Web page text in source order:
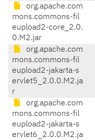
org.apache.com
mons.commons-fil
eupload2-core_2.0.
0.M2.jar
org.apache.com
mons.commons-fil
eupload2-jakarta-s
ervlet5_2.0.0.M2.ja
r
org.apache.com
mons.commons-fil
eupload2-jakarta-s
ervlet6_2.0.0.M2.ja